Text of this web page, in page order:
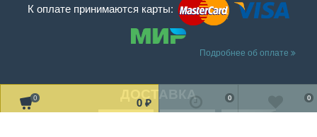
0 0 ₽
0
0
К оплате принимаются карты:
Подробнее об оплате
ДОСТАВКА